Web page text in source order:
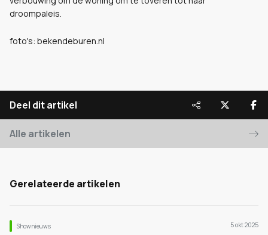
droompaleis.
foto's: bekendeburen.nl
Deel dit artikel
Alle artikelen
Gerelateerde artikelen
Shownieuws 5 okt 2025